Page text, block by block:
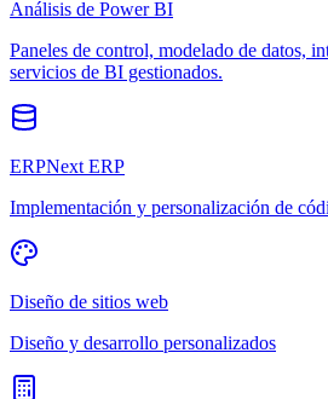
Análisis de Power BI
Paneles de control, modelado de datos,
servicios de BI gestionados.
ERPNext ERP
Implementación y personalización de
Diseño de sitios web
Diseño y desarrollo personalizados